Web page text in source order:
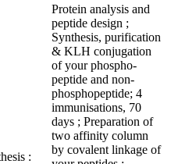
:
Protein analysis and
peptide design ;
Synthesis, purification
& KLH conjugation
of your phospho-
peptide and non-
phosphopeptide; 4
immunisations, 70
days ; Preparation of
two affinity column
by covalent linkage of